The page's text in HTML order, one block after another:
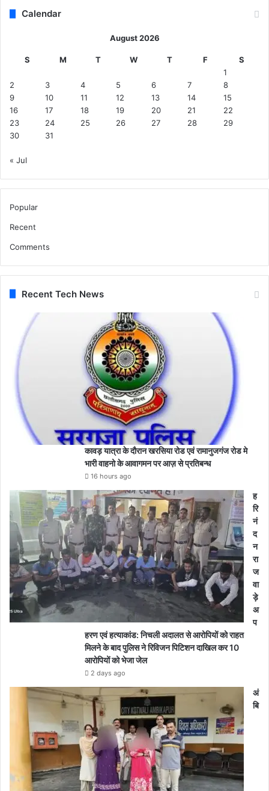
Calendar
August 2026
S M T W T F
S
1
2
3 4 5 6 7
8
9
10 11 12 13 14
15
16
17 18 19 20 21
22
23
24 25 26 27 28
29
30
31
« Jul
Popular
Recent
Comments
Recent Tech News
कावड़ यात्रा के दौरान खरसिया रोड एवं रामानुजगंज रोड मे
भारी वाहनो के आवागमन पर आज़ से प्रतिबन्ध
16 hours ago
ह
रि
नं
द
न
रा
ज
वा
ड़े
अ
प
हरण एवं हत्याकांड: निचली अदालत से आरोपियों को राहत
मिलने के बाद पुलिस ने रिविजन पिटिशन दाखिल कर 10
आरोपियों को भेजा जेल
2 days ago
अं
बि